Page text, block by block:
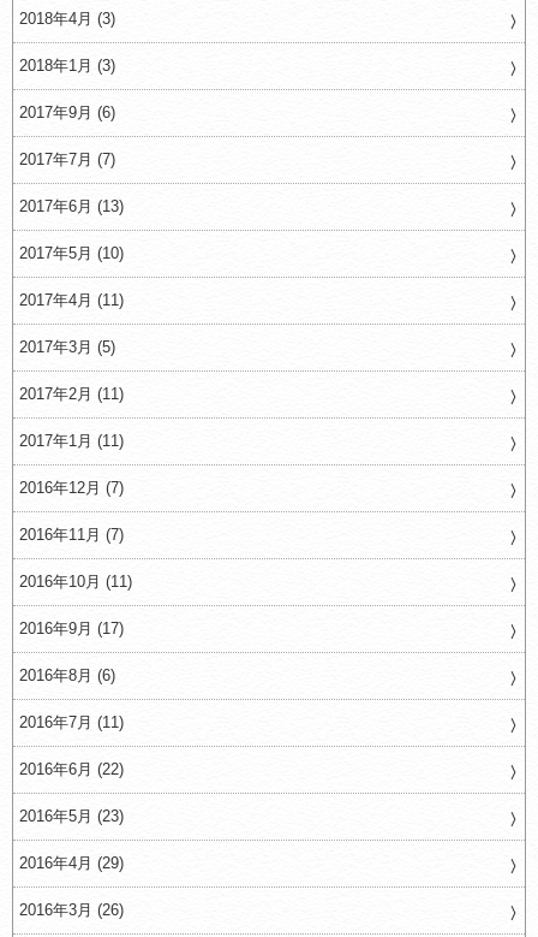
2018年4月 (3)
2018年1月 (3)
2017年9月 (6)
2017年7月 (7)
2017年6月 (13)
2017年5月 (10)
2017年4月 (11)
2017年3月 (5)
2017年2月 (11)
2017年1月 (11)
2016年12月 (7)
2016年11月 (7)
2016年10月 (11)
2016年9月 (17)
2016年8月 (6)
2016年7月 (11)
2016年6月 (22)
2016年5月 (23)
2016年4月 (29)
2016年3月 (26)